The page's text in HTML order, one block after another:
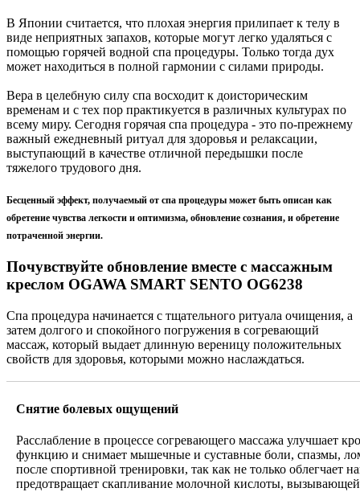
В Японии считается, что плохая энергия прилипает к телу в
виде неприятных запахов, которые могут легко удаляться с
помощью горячей водной спа процедуры. Только тогда дух
может находиться в полной гармонии с силами природы.
Вера в целебную силу спа восходит к доисторическим
временам и с тех пор практикуется в различных культурах по
всему миру. Сегодня горячая спа процедура - это по-прежнему
важный ежедневный ритуал для здоровья и релаксации,
выступающий в качестве отличной передышки после
тяжелого трудового дня.
Бесценный эффект, получаемый от спа процедуры может быть описан как
обретение чувства легкости и оптимизма, обновление сознания, и обретение
потраченной энергии.
Почувствуйте обновление вместе с массажным
креслом OGAWA SMART SENTO OG6238
Спа процедура начинается с тщательного ритуала очищения, а
затем долгого и спокойного погружения в согревающий
массаж, который выдает длинную вереницу положительных
свойств для здоровья, которыми можно наслаждаться.
Снятие болевых ощущений
Расслабление в процессе согревающего массажа улучшает
функцию и снимает мышечные и суставные боли, спазмы,
после спортивной тренировки, так как не только
предотвращает скапливание молочной кислоты,